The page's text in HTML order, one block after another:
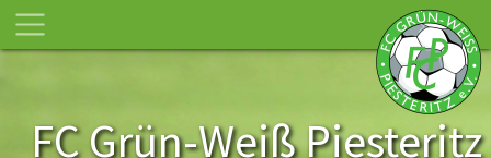
FC Grün-Weiß Piesteritz